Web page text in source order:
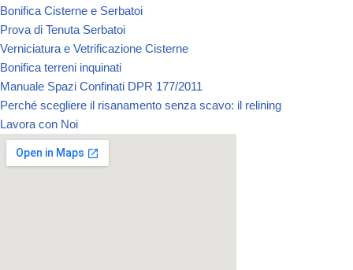
Bonifica Cisterne e Serbatoi
Prova di Tenuta Serbatoi
Verniciatura e Vetrificazione Cisterne
Bonifica terreni inquinati
Manuale Spazi Confinati DPR 177/2011
Perché scegliere il risanamento senza scavo: il relining
Lavora con Noi